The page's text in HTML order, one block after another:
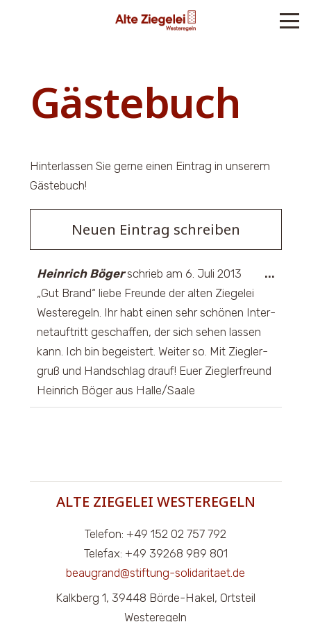
Gäs­te­buch
Hin­ter­las­sen Sie ger­ne einen Ein­trag in unse­rem
Gästebuch!
Hein­rich Böger schrieb am 6. Juli 2013
„Gut Brand“ lie­be Freun­de der alten Zie­ge­lei
Wester­egeln. Ihr habt einen sehr schö­nen Inter­
net­auf­tritt geschaf­fen, der sich sehen las­sen
kann. Ich bin begeis­tert. Wei­ter so. Mit Zieg­ler­
gruß und Hand­schlag drauf! Euer Zieg­ler­freund
Hein­rich Böger aus Halle/Saale
...Diese
ein-/
ALTE ZIEGELEI WESTEREGELN
Telefon: +49 152 02 757 792
Telefax: +49 39268 989 801
beaugrand@stiftung-solidaritaet.de
Kalkberg 1, 39448 Börde-Hakel, Ortsteil
Westeregeln